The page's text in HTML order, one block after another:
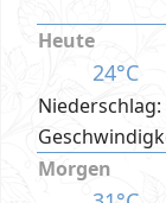
Heute
24°C
Niederschlag:
Morgen